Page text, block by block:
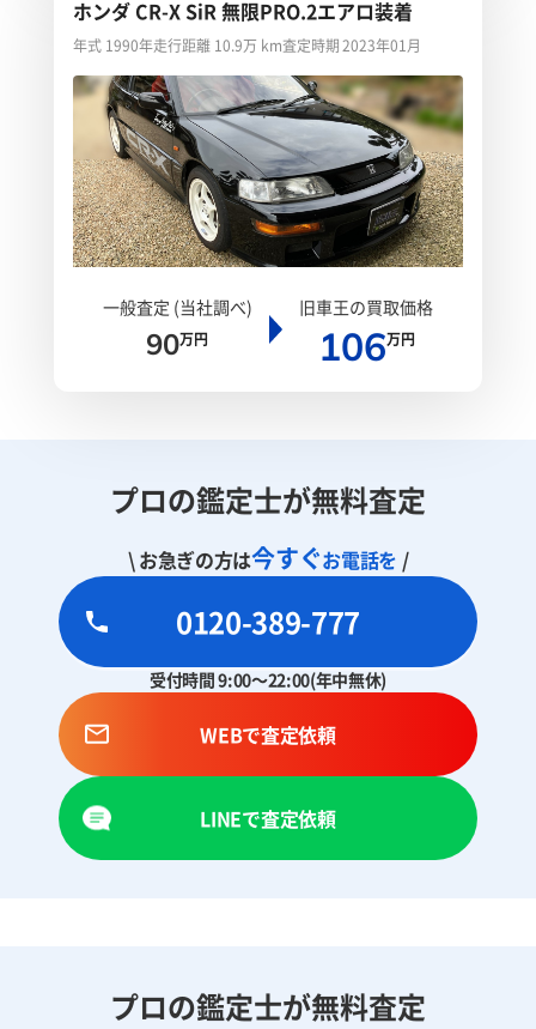
ホンダ CR-X SiR 無限PRO.2エアロ装着
年式 1990年走行距離 10.9万 km査定時期 2023年01月
一般査定 (当社調べ)
90万円
旧車王の買取価格
106万円
プロの鑑定士が無料査定
\ お急ぎの方は今すぐお電話を /
0120-389-777
受付時間 9:00～22:00(年中無休)
WEBで査定依頼
LINEで査定依頼
プロの鑑定士が無料査定